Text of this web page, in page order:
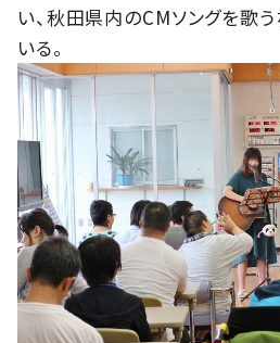
い、秋田県内のCMソングを歌
いる。